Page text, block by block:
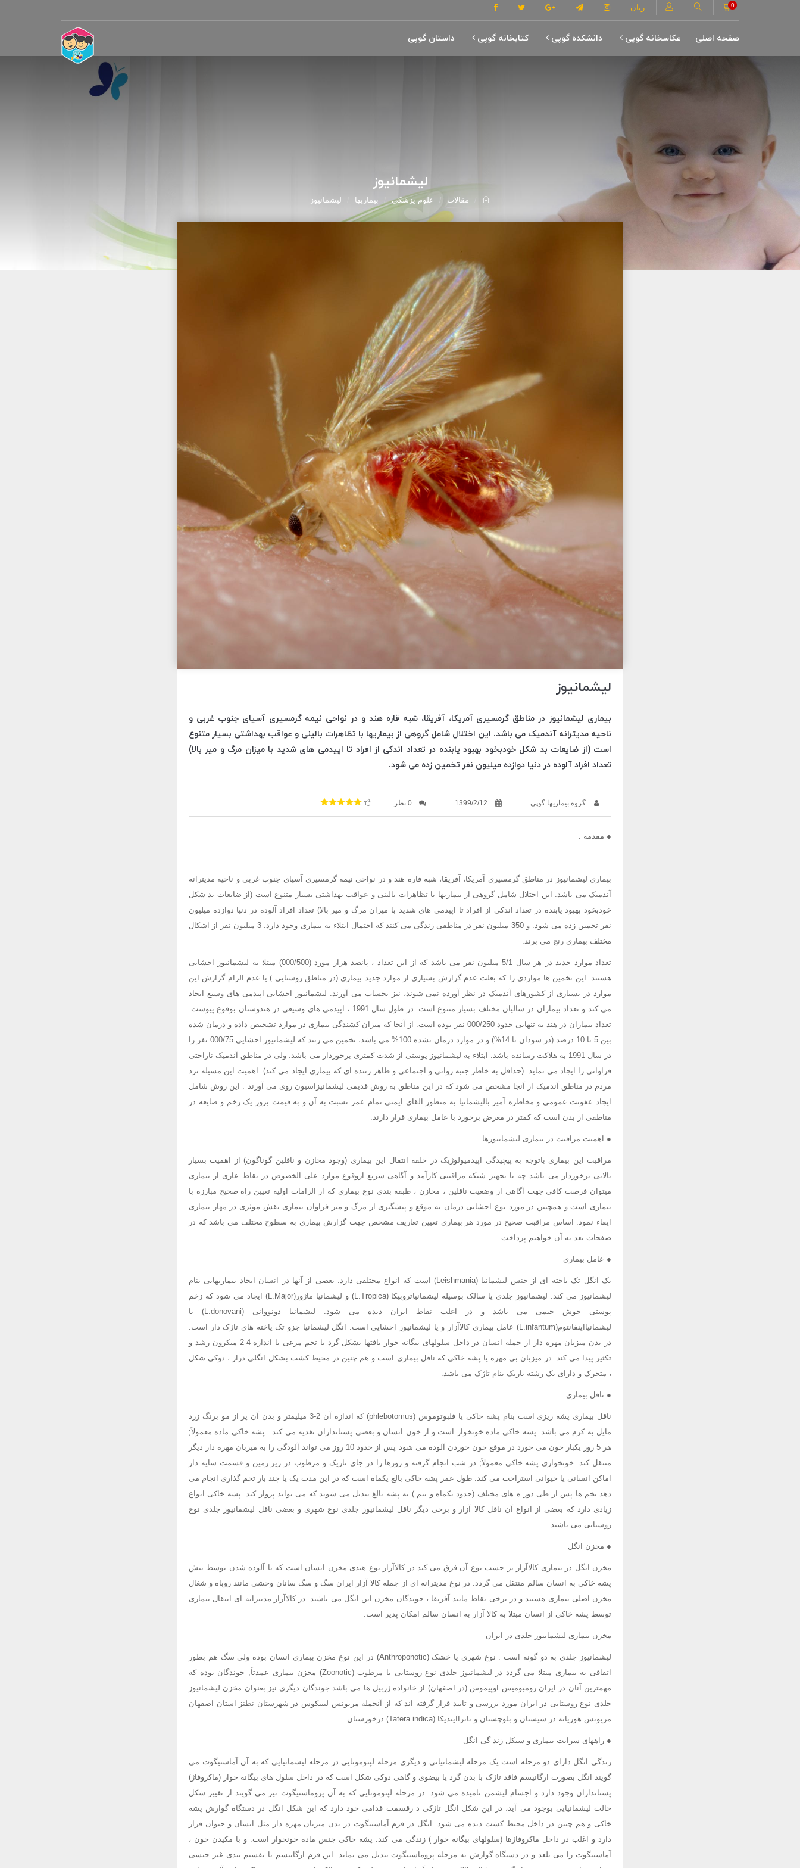
زبان 0
صفحه اصلی عکاسخانه گوپی دانشکده گوپی کتابخانه گوپی داستان گوپی
لیشمانیوز
مقالات علوم پزشکی بیماریها لیشمانیوز
لیشمانیوز
بیماری لیشمانیوز در مناطق گرمسیری آمریکا، آفریقا، شبه قاره هند و در نواحی نیمه گرمسیری آسیای جنوب غربی و
ناحیه مدیترانه آندمیک می باشد. این اختلال شامل گروهی از بیماریها با تظاهرات بالینی و عواقب بهداشتی بسیار متنوع
است (از ضایعات بد شکل خودبخود بهبود یابنده در تعداد اندکی از افراد تا اپیدمی های شدید با میزان مرگ و میر بالا)
تعداد افراد آلوده در دنیا دوازده میلیون نفر تخمین زده می شود.
گروه بیماریها گوپی 1399/2/12 0 نظر
● مقدمه :
بیماری لیشمانیوز در مناطق گرمسیری آمریکا، آفریقا، شبه قاره هند و در نواحی نیمه گرمسیری آسیای جنوب غربی و ناحیه مدیترانه
آندمیک می باشد. این اختلال شامل گروهی از بیماریها با تظاهرات بالینی و عواقب بهداشتی بسیار متنوع است (از ضایعات بد شکل
خودبخود بهبود یابنده در تعداد اندکی از افراد تا اپیدمی های شدید با میزان مرگ و میر بالا) تعداد افراد آلوده در دنیا دوازده میلیون
نفر تخمین زده می شود. و 350 میلیون نفر در مناطقی زندگی می کنند که احتمال ابتلاء به بیماری وجود دارد. 3 میلیون نفر از اشکال
مختلف بیماری رنج می برند.
تعداد موارد جدید در هر سال 5/1 میلیون نفر می باشد که از این تعداد ، پانصد هزار مورد (000/500) مبتلا به لیشمانیوز احشایی
هستند. این تخمین ها مواردی را که بعلت عدم گزارش بسیاری از موارد جدید بیماری (در مناطق روستایی ) یا عدم الزام گزارش این
موارد در بسیاری از کشورهای آندمیک در نظر آورده نمی شوند، نیز بحساب می آورند. لیشمانیوز احشایی اپیدمی های وسیع ایجاد
می کند و تعداد بیماران در سالیان مختلف بسیار متنوع است. در طول سال 1991 ، اپیدمی های وسیعی در هندوستان بوقوع پیوست.
تعداد بیماران در هند به تنهایی حدود 000/250 نفر بوده است. از آنجا که میزان کشندگی بیماری در موارد تشخیص داده و درمان شده
بین 5 تا 10 درصد (در سودان تا 14%) و در موارد درمان نشده 100% می باشد، تخمین می زنند که لیشمانیوز احشایی 000/75 نفر را
در سال 1991 به هلاکت رسانده باشد. ابتلاء به لیشمانیوز پوستی از شدت کمتری برخوردار می باشد. ولی در مناطق آندمیک ناراحتی
فراوانی را ایجاد می نماید. (حداقل به خاطر جنبه روانی و اجتماعی و ظاهر زننده ای که بیماری ایجاد می کند). اهمیت این مسیله نزد
مردم در مناطق آندمیک از آنجا مشخص می شود که در این مناطق به روش قدیمی لیشمانیزاسیون روی می آورند . این روش شامل
ایجاد عفونت عمومی و مخاطره آمیز بالیشمانیا به منظور القای ایمنی تمام عمر نسبت به آن و به قیمت بروز یک زخم و ضایعه در
مناطقی از بدن است که کمتر در معرض برخورد با عامل بیماری قرار دارند.
● اهمیت مراقبت در بیماری لیشمانیوزها
مراقبت این بیماری باتوجه به پیچیدگی اپیدمیولوژیک در حلقه انتقال این بیماری (وجود مخازن و ناقلین گوناگون) از اهمیت بسیار
بالایی برخوردار می باشد چه با تجهیز شبکه مراقبتی کارآمد و آگاهی سریع ازوقوع موارد علی الخصوص در نقاط عاری از بیماری
میتوان فرصت کافی جهت آگاهی از وضعیت ناقلین ، مخازن ، طبقه بندی نوع بیماری که از الزامات اولیه تعیین راه صحیح مبارزه با
بیماری است و همچنین در مورد نوع احشایی درمان به موقع و پیشگیری از مرگ و میر فراوان بیماری نقش موثری در مهار بیماری
ایفاء نمود. اساس مراقبت صحیح در مورد هر بیماری تعیین تعاریف مشخص جهت گزارش بیماری به سطوح مختلف می باشد که در
صفحات بعد به آن خواهیم پرداخت .
● عامل بیماری
یک انگل تک یاخته ای از جنس لیشمانیا (Leishmania) است که انواع مختلفی دارد. بعضی از آنها در انسان ایجاد بیماریهایی بنام
لیشمانیوز می کند. لیشمانیوز جلدی یا سالک بوسیله لیشمانیاتروبیکا (L.Tropica) و لیشمانیا ماژور(L.Major) ایجاد می شود که زخم
پوستی خوش خیمی می باشد و در اغلب نقاط ایران دیده می شود. لیشمانیا دونووانی (L.donovani) با
لیشمانیااینفانتوم(L.infantum) عامل بیماری کالاآزار و یا لیشمانیوز احشایی است. انگل لیشمانیا جزو تک یاخته های تاژک دار است.
در بدن میزبان مهره دار از جمله انسان در داخل سلولهای بیگانه خوار بافتها بشکل گرد یا تخم مرغی با اندازه 4-2 میکرون رشد و
تکثیر پیدا می کند. در میزبان بی مهره یا پشه خاکی که ناقل بیماری است و هم چنین در محیط کشت بشکل انگلی دراز ، دوکی شکل
، متحرک و دارای یک رشته باریک بنام تاژک می باشد.
● ناقل بیماری
ناقل بیماری پشه ریزی است بنام پشه خاکی یا فلبوتوموس (phlebotomus) که اندازه آن 2-3 میلیمتر و بدن آن پر از مو برنگ زرد
مایل به کرم می باشد. پشه خاکی ماده خونخوار است و از خون انسان و بعضی پستانداران تغذیه می کند . پشه خاکی ماده معمولاً;
هر 5 روز یکبار خون می خورد در موقع خون خوردن آلوده می شود پس از حدود 10 روز می تواند آلودگی را به میزبان مهره دار دیگر
منتقل کند. خونخواری پشه خاکی معمولاً; در شب انجام گرفته و روزها را در جای تاریک و مرطوب در زیر زمین و قسمت سایه دار
اماکن انسانی یا حیوانی استراحت می کند. طول عمر پشه خاکی بالغ یکماه است که در این مدت یک یا چند بار تخم گذاری انجام می
دهد.تخم ها پس از طی دور ه های مختلف (حدود یکماه و نیم ) به پشه بالغ تبدیل می شوند که می تواند پرواز کند. پشه خاکی انواع
زیادی دارد که بعضی از انواع آن ناقل کالا آزار و برخی دیگر ناقل لیشمانیوز جلدی نوع شهری و بعضی ناقل لیشمانیوز جلدی نوع
روستایی می باشند.
● مخزن انگل
مخزن انگل در بیماری کالاآزار بر حسب نوع آن فرق می کند در کالاآزار نوع هندی مخزن انسان است که با آلوده شدن توسط نیش
پشه خاکی به انسان سالم منتقل می گردد. در نوع مدیترانه ای از جمله کالا آزار ایران سگ و سگ سانان وحشی مانند روباه و شغال
مخزن اصلی بیماری هستند و در برخی نقاط مانند آفریقا ، جوندگان مخزن این انگل می باشند. در کالاآزار مدیترانه ای انتقال بیماری
توسط پشه خاکی از انسان مبتلا به کالا آزار به انسان سالم امکان پذیر است.
مخزن بیماری لیشمانیوز جلدی در ایران
لیشمانیوز جلدی به دو گونه است . نوع شهری یا خشک (Anthroponotic) در این نوع مخزن بیماری انسان بوده ولی سگ هم بطور
اتفاقی به بیماری مبتلا می گردد در لیشمانیوز جلدی نوع روستایی یا مرطوب (Zoonotic) مخزن بیماری عمدتاً; جوندگان بوده که
مهمترین آنان در ایران رومبومیس اوپیموس (در اصفهان) از خانواده ژربیل ها می باشد جوندگان دیگری نیز بعنوان مخزن لیشمانیوز
جلدی نوع روستایی در ایران مورد بررسی و تایید قرار گرفته اند که از آنجمله مریونس لیبیکوس در شهرستان نطنز استان اصفهان
مریونس هوریانه در سیستان و بلوچستان و تاتراایندیکا (Tatera indica) درخوزستان.
● راههای سرایت بیماری و سیکل زند گی انگل
زندگی انگل دارای دو مرحله است یک مرحله لیشمانیانی و دیگری مرحله لپتومونایی در مرحله لیشمانیایی که به آن آماستیگوت می
گویند انگل بصورت ارگانیسم فاقد تاژک با بدن گرد یا بیضوی و گاهی دوکی شکل است که در داخل سلول های بیگانه خوار (ماکروفاژ)
پستانداران وجود دارد و اجسام لیشمن نامیده می شود. در مرحله لپتومونایی که به آن پروماستیگوت نیز می گویند از تغییر شکل
حالت لیشمانیایی بوجود می آید، در این شکل انگل تاژکی د رقسمت قدامی خود دارد که این شکل انگل در دستگاه گوارش پشه
خاکی و هم چنین در داخل محیط کشت دیده می شود. انگل در فرم آماسیتگوت در بدن میزبان مهره دار مثل انسان و حیوان قرار
دارد و اغلب در داخل ماکروفاژها (سلولهای بیگانه خوار ) زندگی می کند. پشه خاکی جنس ماده خونخوار است. و با مکیدن خون ،
آماستیگوت را می بلعد و در دستگاه گوارش به مرحله پروماستیگوت تبدیل می نماید. این فرم ارگانیسم با تقسیم بندی غیر جنسی